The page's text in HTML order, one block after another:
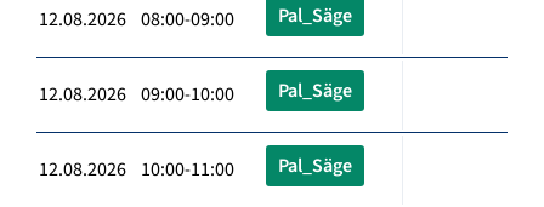
12.08.2026 08:00-09:00 Pal_Säge
12.08.2026 09:00-10:00 Pal_Säge
12.08.2026 10:00-11:00 Pal_Säge